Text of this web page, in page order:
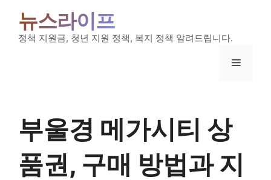
content
뉴스라이프
정책 지원금, 청년 지원 정책, 복지 정책 알려드립니다.
Menu
부울경 메가시티 상
품권, 구매 방법과 지